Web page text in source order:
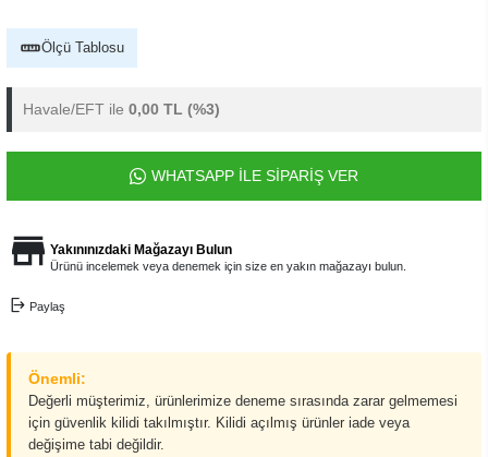
Ölçü Tablosu
Havale/EFT ile 0,00 TL (%3)
WHATSAPP İLE SİPARİŞ VER
Yakınınızdaki Mağazayı Bulun
Ürünü incelemek veya denemek için size en yakın mağazayı bulun.
Paylaş
Önemli:
Değerli müşterimiz, ürünlerimize deneme sırasında zarar gelmemesi
için güvenlik kilidi takılmıştır. Kilidi açılmış ürünler iade veya
değişime tabi değildir.